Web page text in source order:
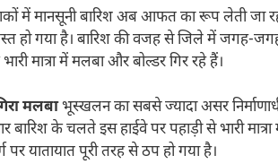
में मानसूनी बारिश अब आफत का रूप लेती जा
हो गया है। बारिश की वजह से जिले में जगह-
मात्रा में मलबा और बोल्डर गिर रहे हैं।
मलबाभूस्खलन का सबसे ज्यादा असर
बारिश के चलते इस हाईवे पर पहाड़ी से भारी
यातायात पूरी तरह से ठप हो गया है।